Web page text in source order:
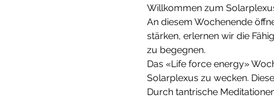
Willkommen zum
An diesem Wochenende
stärken, erlernen wir die
zu begegnen.
Das «Life force energy»
Solarplexus zu wecken.
Durch tantrische